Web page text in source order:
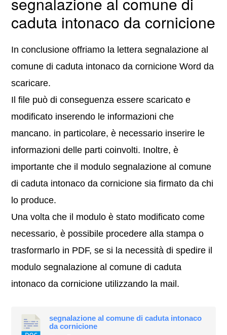
caduta intonaco da cornicione
In conclusione offriamo la lettera segnalazione al
comune di caduta intonaco da cornicione Word da
scaricare.
Il file può di conseguenza essere scaricato e
modificato inserendo le informazioni che
mancano. in particolare, è necessario inserire le
informazioni delle parti coinvolti. Inoltre, è
importante che il modulo segnalazione al comune
di caduta intonaco da cornicione sia firmato da chi
lo produce.
Una volta che il modulo è stato modificato come
necessario, è possibile procedere alla stampa o
trasformarlo in PDF, se si la necessità di spedire il
modulo segnalazione al comune di caduta
intonaco da cornicione utilizzando la mail.
segnalazione al comune di caduta intonaco
da cornicione